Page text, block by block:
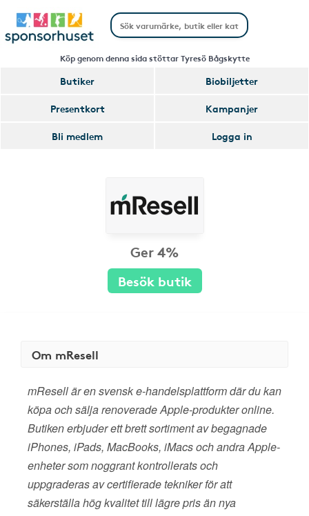
Köp genom denna sida stöttar Tyresö Bågskytte
Butiker
Biobiljetter
Presentkort
Kampanjer
Bli medlem
Logga in
Ger 4%
Besök butik
Om mResell
mResell är en svensk e-handelsplattform där du kan
köpa och sälja renoverade Apple-produkter online.
Butiken erbjuder ett brett sortiment av begagnade
iPhones, iPads, MacBooks, iMacs och andra Apple-
enheter som noggrant kontrollerats och
uppgraderas av certifierade tekniker för att
säkerställa hög kvalitet till lägre pris än nya